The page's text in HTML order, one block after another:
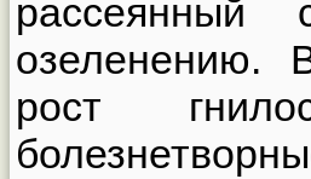
рассеянный
озеленению.
рост